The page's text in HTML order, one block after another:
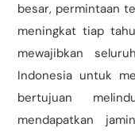
besar, permintaan
meningkat tiap
mewajibkan
Indonesia untuk
bertujuan
mendapatkan